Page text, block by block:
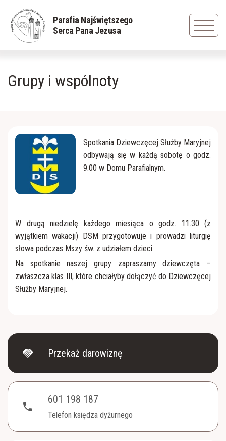
Parafia Najświętszego
Serca Pana Jezusa
Powrót
Nadzwyczajni Szafarze Komunii św.
Siostry Serafitki
Cmentarz parafialny
Apostolat Margaretka
Nabożeństwo z modlitwą o uzdrowienie duszy i
ciała
Ratujmy małżeństwa
Powrót
Zapisani w pamięci
Obraz Jezus Miłosiernego
Powrót
Caritas
Liturgiczna Służba Ołtarza
Straż Honorowa NSPJ
RŚŻ "Domowy Kościół"
Róże Różańcowe
Rycerstwo Niepokalanej
Grupy i wspólnoty
handshake Przekaż darowiznę
phone
601 198 187
Telefon księdza dyżurnego
Spotkania Dziewczęcej Służby Maryjnej
odbywają się w każdą sobotę o godz.
9.00 w Domu Parafialnym.
W drugą niedzielę każdego miesiąca o godz. 11.30 (z
wyjątkiem wakacji) DSM przygotowuje i prowadzi liturgię
słowa podczas Mszy św. z udziałem dzieci.
Na spotkanie naszej grupy zapraszamy dziewczęta –
zwłaszcza klas III, które chciałyby dołączyć do Dziewczęcej
Służby Maryjnej.